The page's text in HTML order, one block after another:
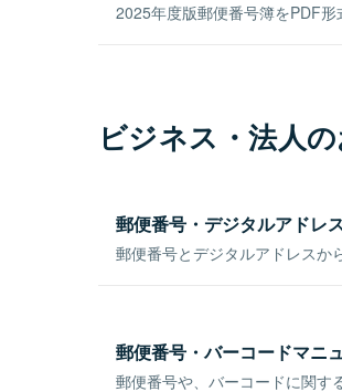
2025年度版郵便番号簿をPDF形
ビジネス・法人
郵便番号・デジタルアドレ
郵便番号とデジタルアドレスか
郵便番号・バーコードマニ
郵便番号や、バーコードに関す